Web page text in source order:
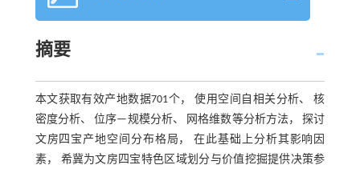
摘要
本文获取有效产地数据701个， 使用空间自相关分析、 核
密度分析、 位序—规模分析、 网格维数等分析方法， 探讨
文房四宝产地空间分布格局， 在此基础上分析其影响因
素， 希冀为文房四宝特色区域划分与价值挖掘提供决策参